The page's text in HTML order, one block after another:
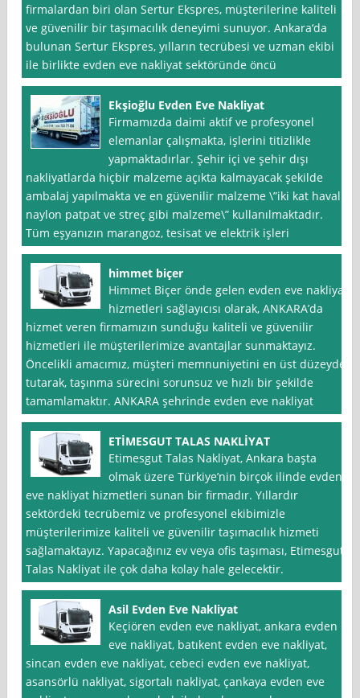
firmalardan biri olan Sertur Ekspres, müşterilerine kaliteli
ve güvenilir bir taşımacılık deneyimi sunuyor. Ankara‘da
bulunan Sertur Ekspres, yılların tecrübesi ve uzman ekibi
ile birlikte evden eve nakliyat sektöründe öncü
Ekşioğlu Evden Eve Nakliyat
Firmamızda daimi aktif ve profesyonel
elemanlar çalışmakta, işlerini titizlikle
yapmaktadırlar. Şehir içi ve şehir dışı
nakliyatlarda hiçbir malzeme açıkta kalmayacak şekilde
ambalaj yapılmakta ve en güvenilir malzeme \”iki kat havalı
naylon patpat ve streç gibi malzeme\” kullanılmaktadır.
Tüm eşyanızın marangoz, tesisat ve elektrik işleri
himmet biçer
Himmet Biçer önde gelen evden eve nakliyat
hizmetleri sağlayıcısı olarak, ANKARA’da
hizmet veren firmamızın sunduğu kaliteli ve güvenilir
hizmetleri ile müşterilerimize avantajlar sunmaktayız.
Öncelikli amacımız, müşteri memnuniyetini en üst düzeyde
tutarak, taşınma sürecini sorunsuz ve hızlı bir şekilde
tamamlamaktır. ANKARA şehrinde evden eve nakliyat
ETİMESGUT TALAS NAKLİYAT
Etimesgut Talas Nakliyat, Ankara başta
olmak üzere Türkiye’nin birçok ilinde evden
eve nakliyat hizmetleri sunan bir firmadır. Yıllardır
sektördeki tecrübemiz ve profesyonel ekibimizle
müşterilerimize kaliteli ve güvenilir taşımacılık hizmeti
sağlamaktayız. Yapacağınız ev veya ofis taşıması, Etimesgut
Talas Nakliyat ile çok daha kolay hale gelecektir.
Asil Evden Eve Nakliyat
Keçiören evden eve nakliyat, ankara evden
eve nakliyat, batıkent evden eve nakliyat,
sincan evden eve nakliyat, cebeci evden eve nakliyat,
asansörlü nakliyat, sigortalı nakliyat, çankaya evden eve